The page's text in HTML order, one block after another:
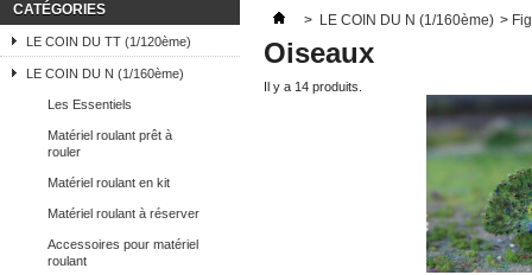
CATÉGORIES
LE COIN DU TT (1/120ème)
LE COIN DU N (1/160ème)
Les Essentiels
Matériel roulant prêt à
rouler
Matériel roulant en kit
Matériel roulant à réserver
Accessoires pour matériel
roulant
> LE COIN DU N (1/160ème) >
Oiseaux
Il y a 14 produits.